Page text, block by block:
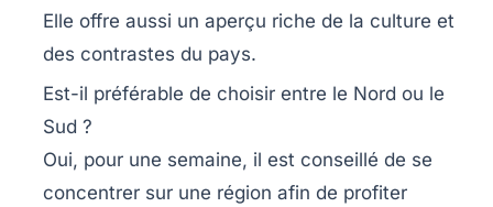
Elle offre aussi un aperçu riche de la culture et
des contrastes du pays.
Est-il préférable de choisir entre le Nord ou le
Sud ?
Oui, pour une semaine, il est conseillé de se
concentrer sur une région afin de profiter